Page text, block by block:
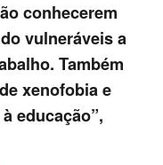
conhecerem
vulneráveis a
Também
xenofobia e
educação”,